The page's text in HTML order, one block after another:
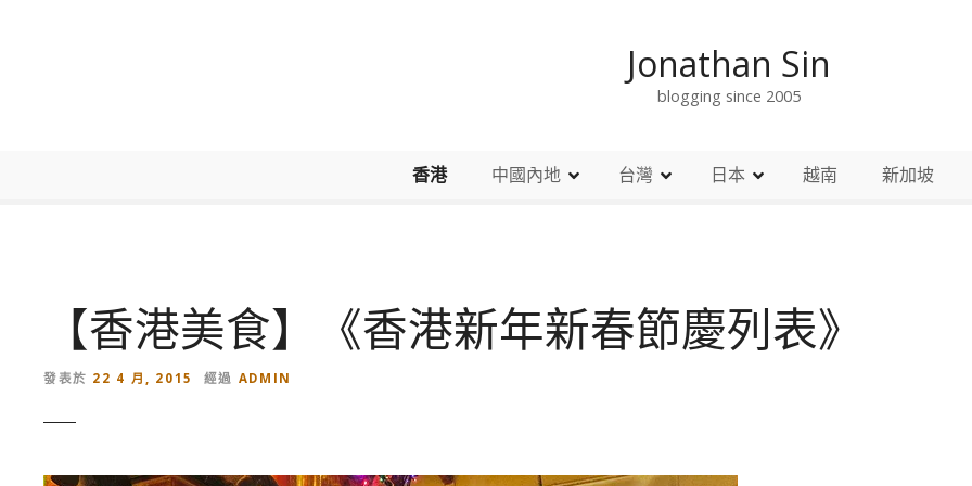
Jonathan Sin
blogging since 2005
香港 中國內地 台灣 日本 越南 新加坡
【香港美食】《香港新年新春節慶列表》
發表於 22 4 月, 2015 經過 ADMIN